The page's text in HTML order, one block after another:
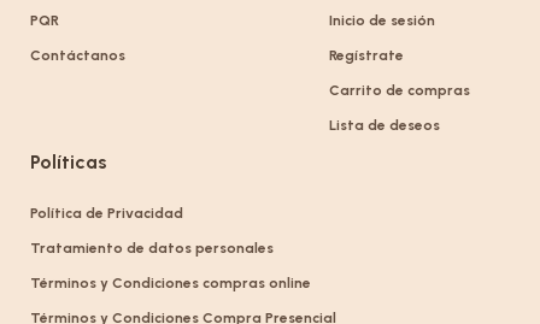
PQR
Contáctanos
Inicio de sesión
Regístrate
Carrito de compras
Lista de deseos
Políticas
Política de Privacidad
Tratamiento de datos personales
Términos y Condiciones compras online
Términos y Condiciones Compra Presencial